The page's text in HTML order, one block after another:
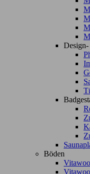
Design-
Böden